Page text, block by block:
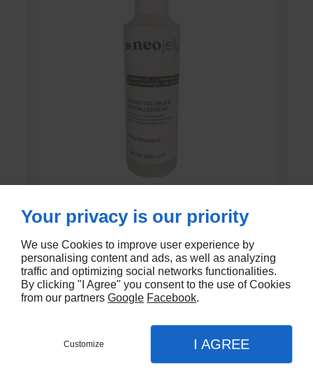
GEL DE CONTACT UNI’GEL
En stock
€1,35
Your privacy is our priority
We use Cookies to improve user experience by
personalising content and ads, as well as analyzing
traffic and optimizing social networks functionalities.
By clicking "I Agree" you consent to the use of Cookies
from our partners Google Facebook.
Customize I AGREE